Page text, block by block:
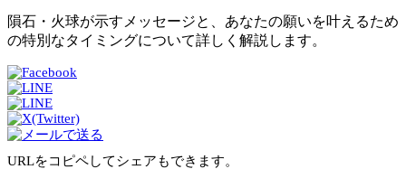
隕石・火球が示すメッセージと、あなたの願いを叶えるため
の特別なタイミングについて詳しく解説します。
URLをコピペしてシェアもできます。